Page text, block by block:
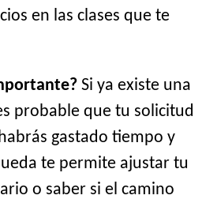
en las clases que te
Si ya existe una
probable que tu solicitud
gastado tiempo y
te permite ajustar tu
o saber si el camino